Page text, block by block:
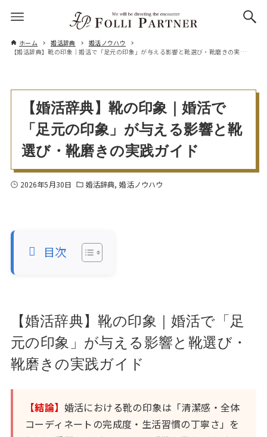
ホーム 婚活辞典
婚活ノウハウ
【婚活辞典】靴の印象｜婚活で「足元の印象」が与える影響と靴選び・靴磨きの実践ガイド
【婚活辞典】靴の印象｜婚活で
「足元の印象」が与える影響と靴
選び・靴磨きの実践ガイド
2026年5月30日 婚活辞典 婚活ノウハウ
目次
【婚活辞典】靴の印象｜婚活で「足
元の印象」が与える影響と靴選び・
靴磨きの実践ガイド
【結論】 婚活における靴の印象は「清潔感・全体
コーディネートの完成度・生活習慣の丁寧さ」を